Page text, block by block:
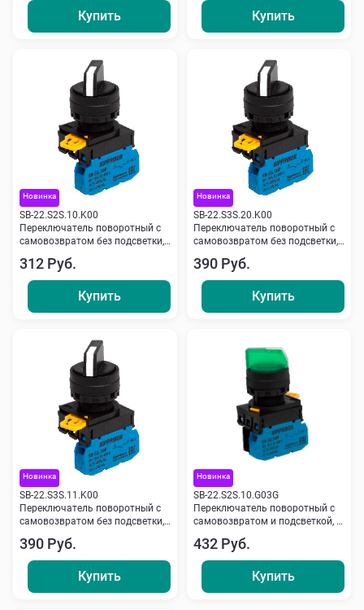
Купить Купить
Новинка
SB-22.S2S.10.K00
Переключатель поворотный с
самовозвратом без подсветки,
312 Руб.
Купить
Новинка
SB-22.S3S.20.K00
Переключатель поворотный с
самовозвратом без подсветки,
390 Руб.
Купить
Новинка
SB-22.S3S.11.K00
Переключатель поворотный с
самовозвратом без подсветки,
Кипприбор
390 Руб.
Купить
Новинка
SB-22.S2S.10.G03G
Переключатель поворотный с
самовозвратом и подсветкой, 2
Кипприбор
432 Руб.
Купить